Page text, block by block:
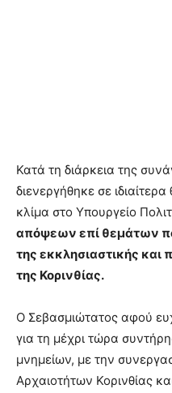
Κατά τη διάρκεια της
διενεργήθηκε σε
κλίμα στο Υπουργείο
απόψεων επί θεμάτων
της εκκλησιαστικής και
της Κορινθίας.
Ο Σεβασμιώτατος αφού
για τη μέχρι τώρα
μνημείων, με την
Αρχαιοτήτων Κορινθίας